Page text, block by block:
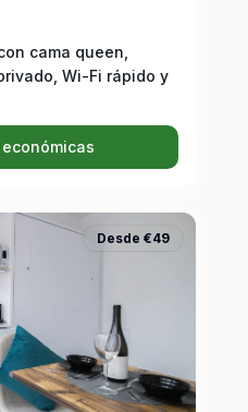
cama queen,
Wi-Fi rápido y
Desde €49